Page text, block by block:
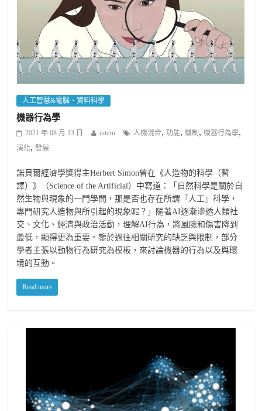
人工智慧&電腦、資料科學
機器行為學
2021 年 08 月 13 日 intern 人機混合,功能,機制 ,機器行為學,
演化,發展
諾貝爾經濟學獎得主Herbert Simon曾在《人造物的科學（暫
譯）》（Science of the Artificial）中寫道：「自然科學是關於自
然生物與現象的一門學問，那是否也存在所謂『人工』科學，
專門研究人造物與所引起的現象呢？」隨著AI逐漸滲透人類社
交、文化、經濟與政治活動，理解AI行為，將風險和傷害降到
最低，顯得更為重要。鑒於過往相關研究的缺乏與限制，部分
學者主張以動物行為研究為模板，來討論機器的行為以及與環
境的互動。
Read more